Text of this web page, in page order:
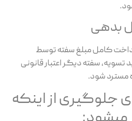
کامل مبلغ سفته توسط
سفته دیگر اعتبار قانونی
شود.
از اینکه